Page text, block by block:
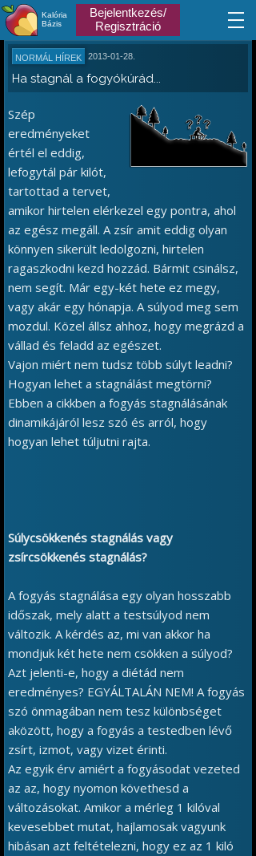
Kalória
Bázis
Bejelentkezés/
Regisztráció
NORMÁL HÍREK 2013-01-28.
Ha stagnál a fogyókúrád...
Szép
eredményeket
értél el eddig,
lefogytál pár kilót,
tartottad a tervet,
amikor hirtelen elérkezel egy pontra, ahol
az egész megáll. A zsír amit eddig olyan
könnyen sikerült ledolgozni, hirtelen
ragaszkodni kezd hozzád. Bármit csinálsz,
nem segít. Már egy-két hete ez megy,
vagy akár egy hónapja. A súlyod meg sem
mozdul. Közel állsz ahhoz, hogy megrázd a
vállad és feladd az egészet.
Vajon miért nem tudsz több súlyt leadni?
Hogyan lehet a stagnálást megtörni?
Ebben a cikkben a fogyás stagnálásának
dinamikájáról lesz szó és arról, hogy
hogyan lehet túljutni rajta.
Súlycsökkenés stagnálás vagy
zsírcsökkenés stagnálás?
A fogyás stagnálása egy olyan hosszabb
időszak, mely alatt a testsúlyod nem
változik. A kérdés az, mi van akkor ha
mondjuk két hete nem csökken a súlyod?
Azt jelenti-e, hogy a diétád nem
eredményes? EGYÁLTALÁN NEM! A fogyás
szó önmagában nem tesz különbséget
aközött, hogy a fogyás a testedben lévő
zsírt, izmot, vagy vizet érinti.
Az egyik érv amiért a fogyásodat vezeted
az az, hogy nyomon követhesd a
változásokat. Amikor a mérleg 1 kilóval
kevesebbet mutat, hajlamosak vagyunk
hibásan azt feltételezni, hogy ez az 1 kiló